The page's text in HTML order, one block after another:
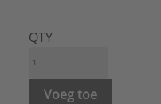
QTY
Voeg toe